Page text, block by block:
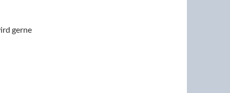
gerne